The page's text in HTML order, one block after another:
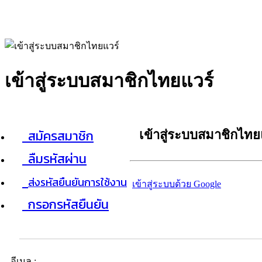
เข้าสู่ระบบสมาชิกไทยแวร์
สมัครสมาชิก
ลืมรหัสผ่าน
ส่งรหัสยืนยันการใช้งาน
กรอกรหัสยืนยัน
เข้าสู่ระบบสมาชิกไท
เข้าสู่ระบบด้วย Google